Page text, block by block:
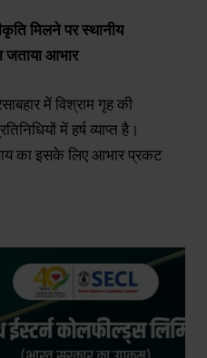
मिलने पर स्थानीय
जताया आभार
में विश्राम गृह की
में हर्ष व्याप्त है।
का इसके लिए आभार प्रकट